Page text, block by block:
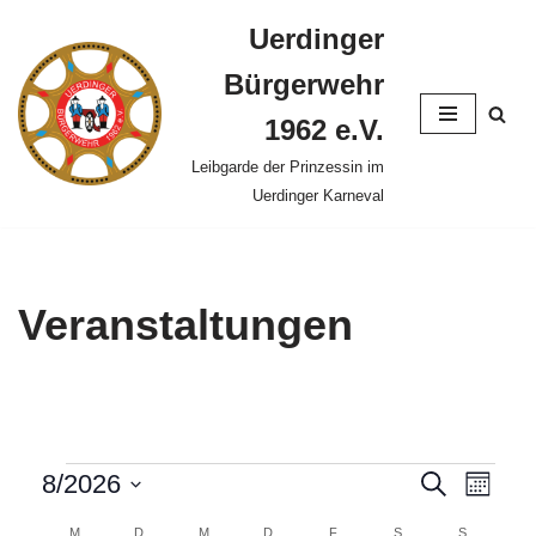
Zum
Inhalt
springen
Uerdinger
Bürgerwehr
1962 e.V.
Leibgarde der Prinzessin im
Uerdinger Karneval
Veranstaltungen
Suche
Monat
8/2026
M D M D F S S